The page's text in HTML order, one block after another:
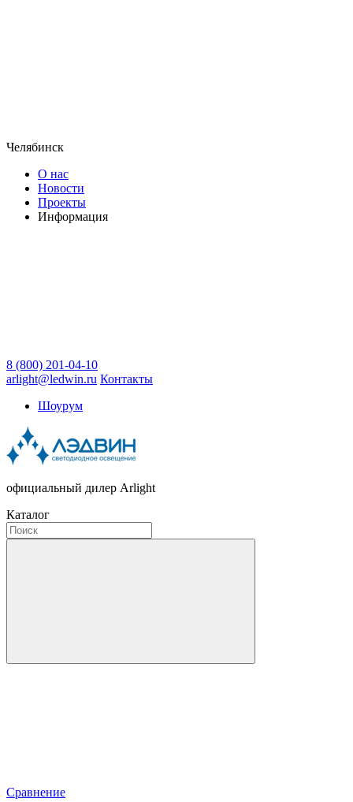
Челябинск
О нас
Новости
Проекты
Информация
8 (800) 201-04-10
arlight@ledwin.ru Контакты
Шоурум
официальный дилер Arlight
Каталог
Сравнение